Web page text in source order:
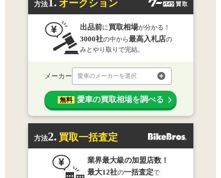
方法1. オークション
出品前に買取相場が分かる！
3000社の中から最高入札店の
みとやり取りで完結。
メーカー 愛車のメーカーを選択
無料 愛車の買取相場を調べる
方法2. 買取一括査定
業界最大級の加盟店数！
最大12社の一括査定で